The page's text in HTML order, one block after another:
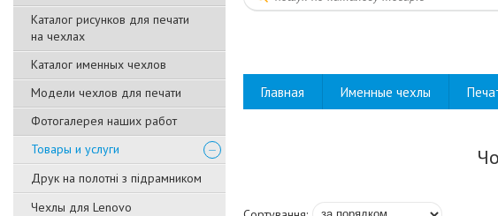
Каталог рисунков для печати
на чехлах
Каталог именных чехлов
Модели чехлов для печати
Фотогалерея наших работ
Товары и услуги
Друк на полотні з підрамником
Чехлы для Lenovo
Главная Именные чехлы